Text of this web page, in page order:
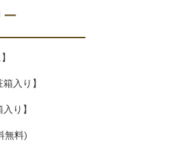
入り】
り】
無料)